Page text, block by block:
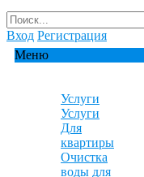
Вход Регистрация
Меню
Услуги
Услуги
Для
квартиры
Очистка
воды для